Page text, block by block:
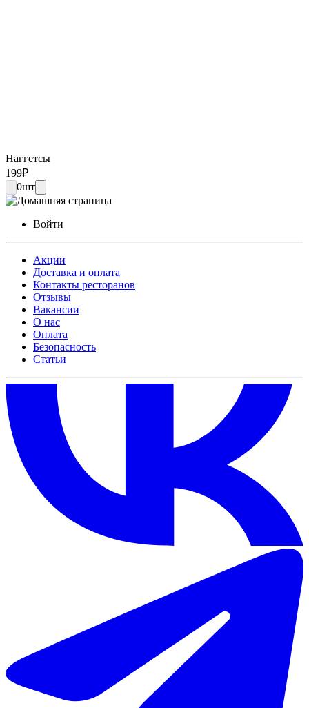
Наггетсы
199₽
0шт
Войти
Акции
Доставка и оплата
Контакты ресторанов
Отзывы
Вакансии
О нас
Оплата
Безопасность
Статьи